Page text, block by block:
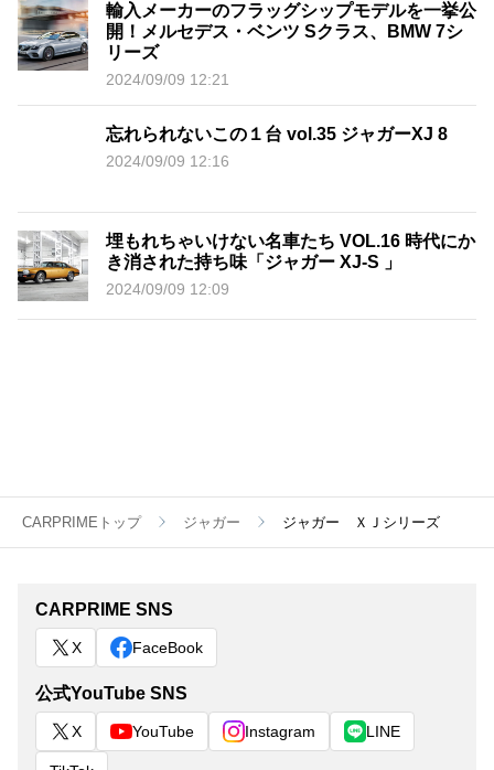
輸入メーカーのフラッグシップモデルを一挙公
開！メルセデス・ベンツ Sクラス、BMW 7シ
リーズ
2024/09/09 12:21
忘れられないこの１台 vol.35 ジャガーXJ 8
2024/09/09 12:16
埋もれちゃいけない名車たち VOL.16 時代にか
き消された持ち味「ジャガー XJ-S 」
2024/09/09 12:09
CARPRIMEトップ ジャガー ジャガー ＸＪシリーズ
CARPRIME SNS
X FaceBook
公式YouTube SNS
X YouTube Instagram LINE